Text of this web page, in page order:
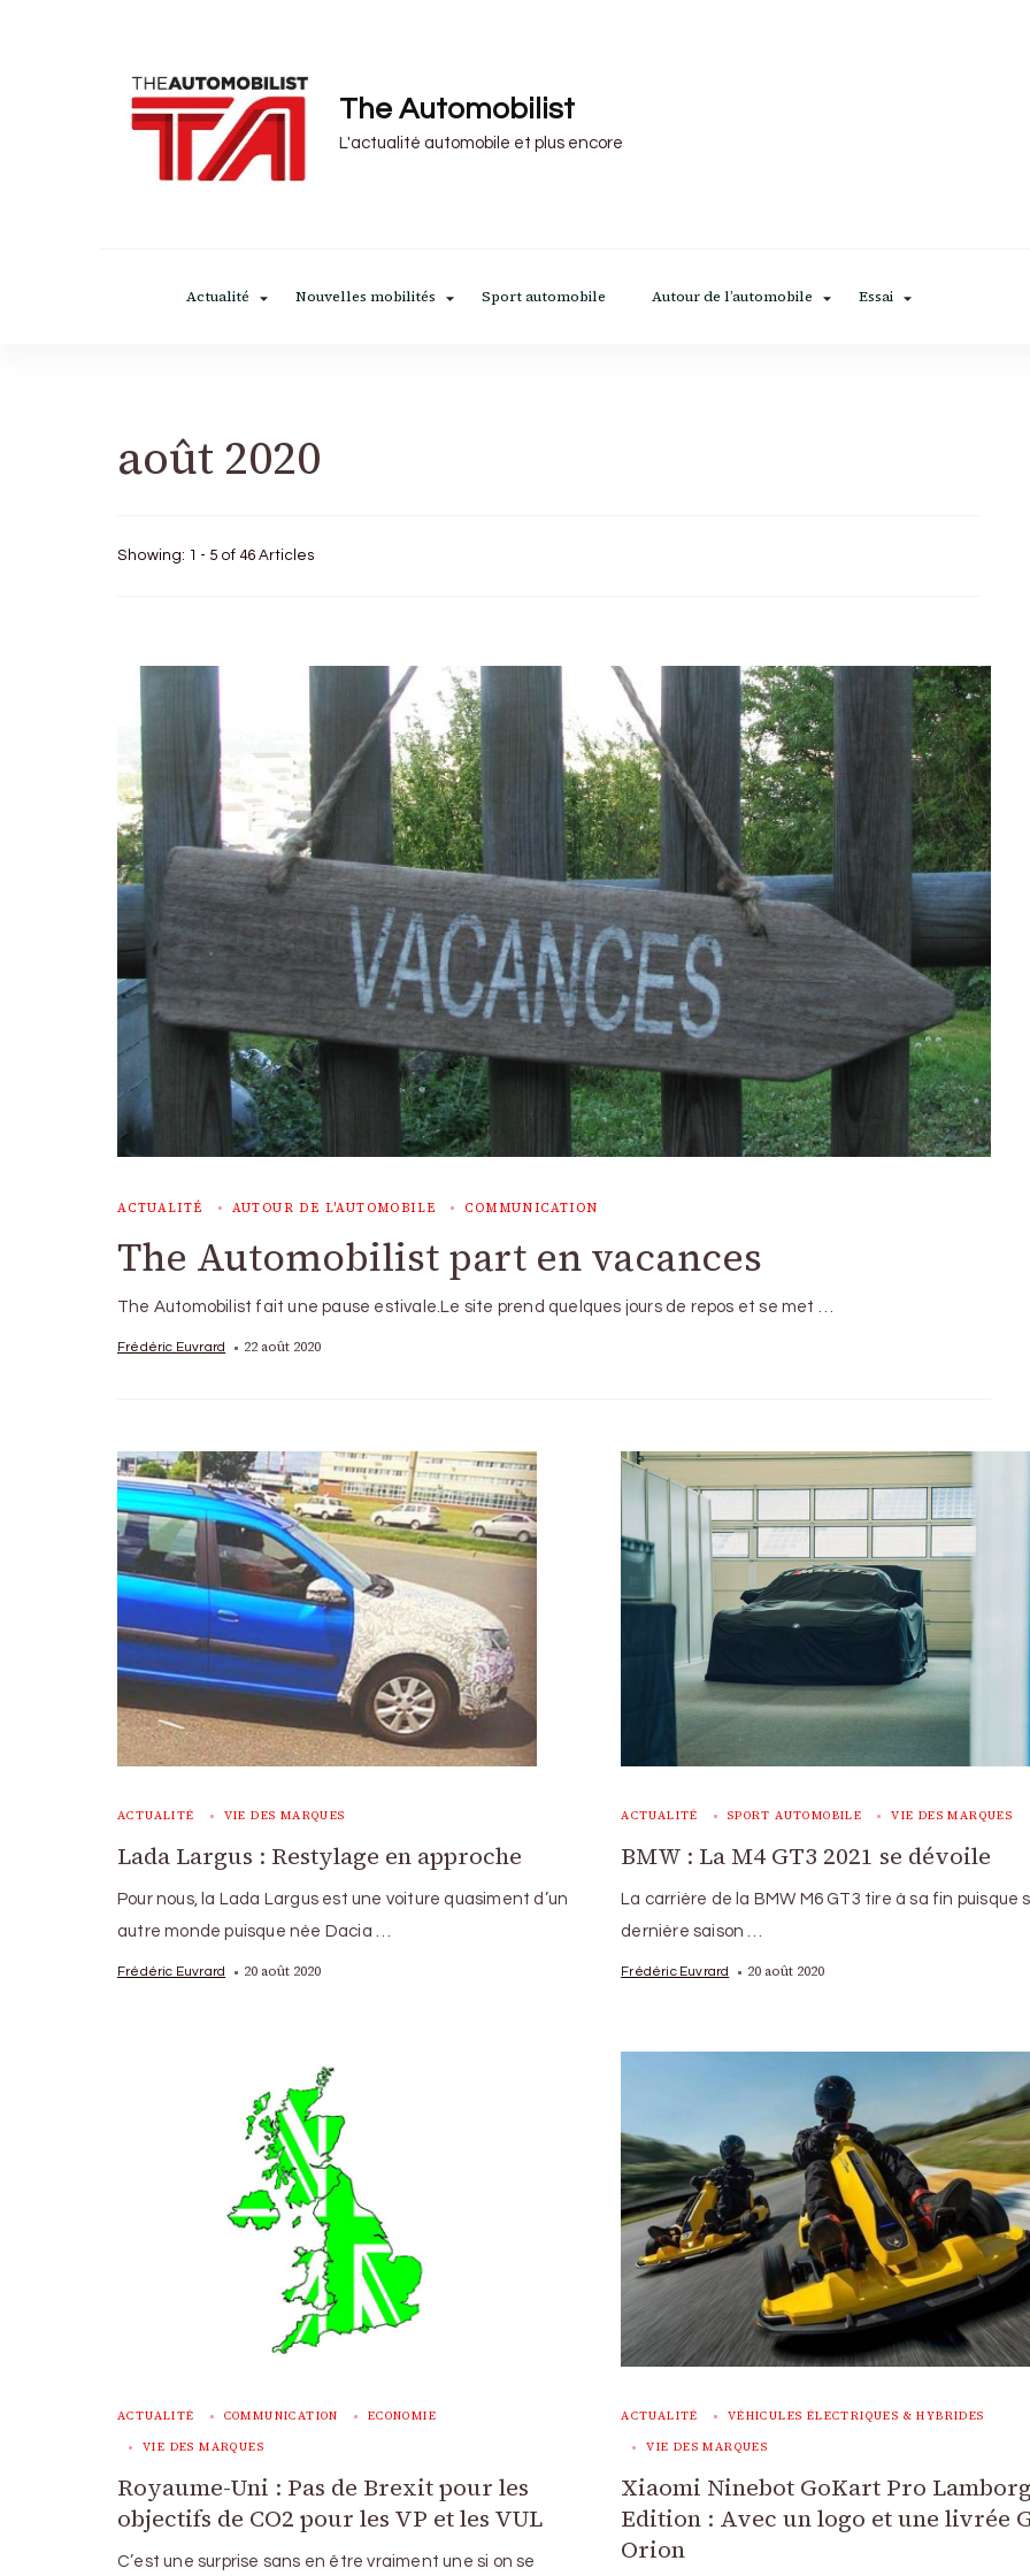
The Automobilist
L'actualité automobile et plus encore
Actualité Nouvelles mobilités Sport automobile Autour de l’automobile Essai
août 2020
Showing: 1 - 5 of 46 Articles
ACTUALITÉ AUTOUR DE L'AUTOMOBILE COMMUNICATION
The Automobilist part en vacances
The Automobilist fait une pause estivale.Le site prend quelques jours de repos et se met …
Frédéric Euvrard 22 août 2020
ACTUALITÉ VIE DES MARQUES
Lada Largus : Restylage en approche
Pour nous, la Lada Largus est une voiture quasiment d’un
autre monde puisque née Dacia …
Frédéric Euvrard 20 août 2020
ACTUALITÉ SPORT AUTOMOBILE VIE DES MARQUES
BMW : La M4 GT3 2021 se dévoile
La carrière de la BMW M6 GT3 tire à sa fin puisque
dernière saison …
Frédéric Euvrard 20 août 2020
ACTUALITÉ COMMUNICATION ECONOMIE
VIE DES MARQUES
Royaume-Uni : Pas de Brexit pour les
objectifs de CO2 pour les VP et les VUL
C’est une surprise sans en être vraiment une si on se
ACTUALITÉ VÉHICULES ÉLECTRIQUES & HYBRIDES
VIE DES MARQUES
Xiaomi Ninebot GoKart Pro
Edition : Avec un logo et une livrée
Orion